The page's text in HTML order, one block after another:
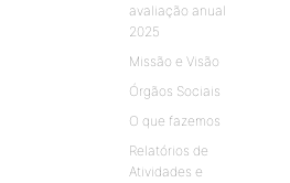
avaliação anual
2025
Missão e Visão
Órgãos Sociais
O que fazemos
Relatórios de
Atividades e